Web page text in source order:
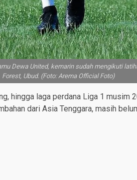
Dewa United, kemarin sudah mengikuti
Forest, Ubud. (Foto: Arema Official Foto)
hingga laga perdana Liga 1 musim
dari Asia Tenggara, masih